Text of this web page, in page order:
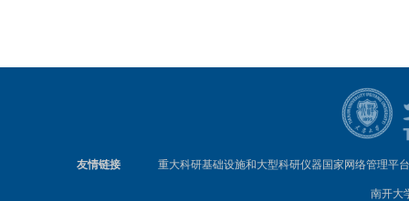
友情链接
重大科研基础设施和大型科研仪器国家网络管理平台
南开大